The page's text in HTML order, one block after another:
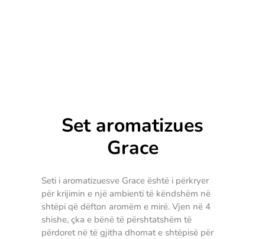
Set aromatizues
Grace
Seti i aromatizuesve Grace është i përkryer
për krijimin e një ambienti të këndshëm në
shtëpi që dëfton aromëm e mirë. Vjen në 4
shishe, çka e bënë të përshtatshëm të
përdoret në të gjitha dhomat e shtëpisë për